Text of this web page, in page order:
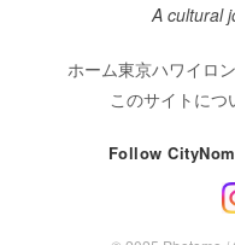
A cultural
ホーム東京ハワイ ロ
このサイトにつ
Follow